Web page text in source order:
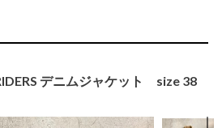
デニムジャケット size 38